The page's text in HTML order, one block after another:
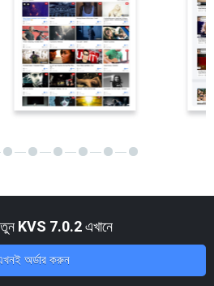
KVS 7.0.2এখানে
অর্ডার করুন